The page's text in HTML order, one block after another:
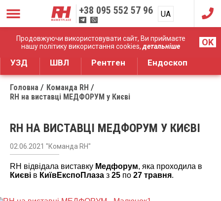
Продовжуючи використовувати сайт, Ви приймаєте
нашу політику використання cookies,детальніше OK
+38 095 552 57 96 UA
RU
Дистрибуція медичного обладнання
УЗД ШВЛ Рентген Ендоскоп
Головна
Команда RH
RH на виставці МЕДФОРУМ у Києві
RH НА ВИСТАВЦІ МЕДФОРУМ У КИЄВІ
02.06.2021 "Команда RH"
RH відвідала виставку Медфорум, яка проходила в
Києві в КиївЕкспоПлаза з 25 по 27 травня.